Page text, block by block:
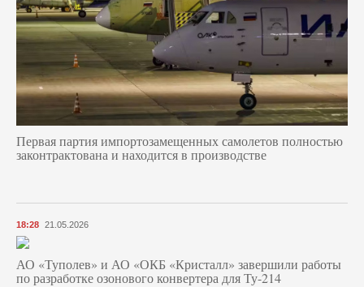
Первая партия импортозамещенных самолетов полностью
законтрактована и находится в производстве
18:28 21.05.2026
АО «Туполев» и АО «ОКБ «Кристалл» завершили работы
по разработке озонового конвертера для Ту-214